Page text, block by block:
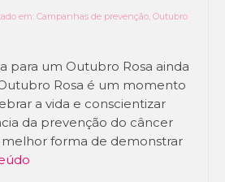
de prevenção
2026
em: Campanhas de prevenção, Outubro
para um Outubro Rosa ainda
Rosa é um momento
a vida e conscientizar
da prevenção do câncer
melhor forma de demonstrar